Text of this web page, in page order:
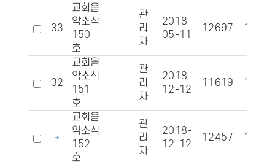
33
교회음
악소식
150
호
관
리
자
2018-
05-11
12697 1347
32
교회음
악소식
151
호
관
리
자
2018-
12-12
11619 1388
교회음
악소식
152
호
관
리
자
2018-
12-12
12457 1372